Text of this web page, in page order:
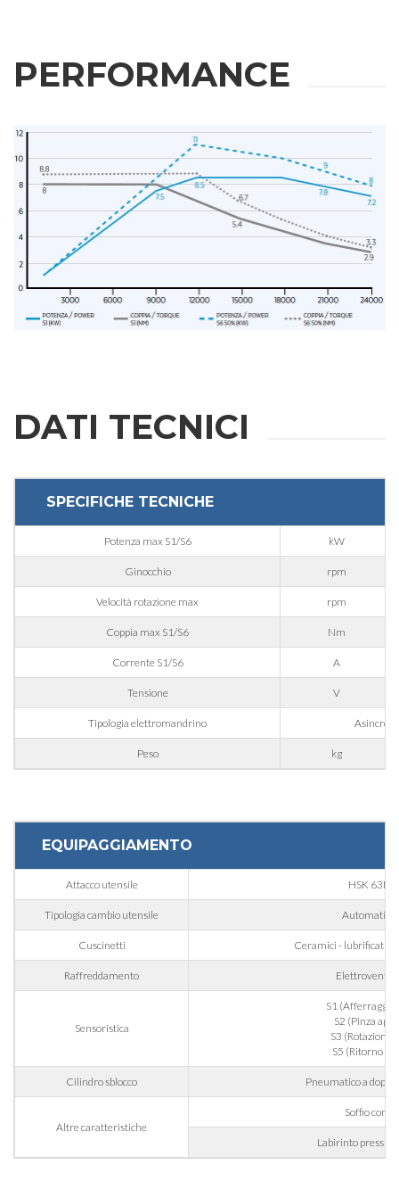
RICHIESTA
INFORMAZIONI
Cognome
E-mail
Telefono
PERFORMANCE
DATI TECNICI
SPECIFICHE TECNICHE
Potenza max S1/S6 kW
Ginocchio rpm
Velocità rotazione max rpm
Coppia max S1/S6 Nm
Corrente S1/S6 A
Tensione V
Tipologia elettromandrino
Peso kg
EQUIPAGGIAMENTO
Attacco utensile HSK 63F
Tipologia cambio utensile Automatico
Cuscinetti Ceramici - lubrificati
Raffreddamento
Sensoristica
S1 (Afferraggio
S2 (Pinza
S3 (Rotazione
S5 (Ritorno
Cilindro sblocco Pneumatico a
Altre caratteristiche
Soffio cono
Labirinto